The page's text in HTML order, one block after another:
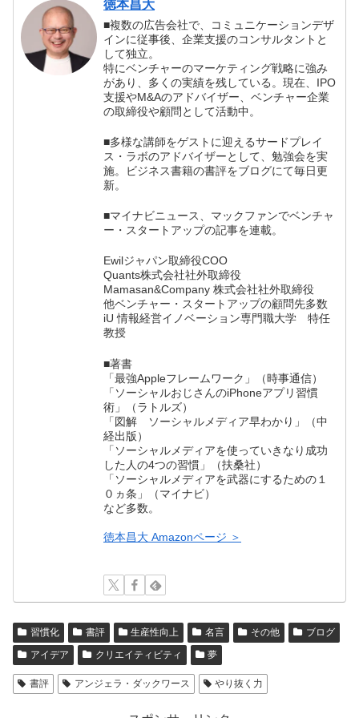
徳本昌大
■複数の広告会社で、コミュニケーションデザ
インに従事後、企業支援のコンサルタントと
して独立。
特にベンチャーのマーケティング戦略に強み
があり、多くの実績を残している。現在、IPO
支援やM&Aのアドバイザー、ベンチャー企業
の取締役や顧問として活動中。
■多様な講師をゲストに迎えるサードプレイ
ス・ラボのアドバイザーとして、勉強会を実
施。ビジネス書籍の書評をブログにて毎日更
新。
■マイナビニュース、マックファンでベンチャ
ー・スタートアップの記事を連載。
Ewilジャパン取締役COO
Quants株式会社社外取締役
Mamasan&Company 株式会社社外取締役
他ベンチャー・スタートアップの顧問先多数
iU 情報経営イノベーション専門職大学 特任
教授
■著書
「最強Appleフレームワーク」（時事通信）
「ソーシャルおじさんのiPhoneアプリ習慣
術」（ラトルズ）
「図解 ソーシャルメディア早わかり」（中
経出版）
「ソーシャルメディアを使っていきなり成功
した人の4つの習慣」（扶桑社）
「ソーシャルメディアを武器にするための１
０ヵ条」（マイナビ）
など多数。
徳本昌大 Amazonページ ＞
習慣化 書評 生産性向上 名言 その他
ブログ
アイデア
クリエイティビティ 夢
書評 アンジェラ・ダックワース やり抜く力